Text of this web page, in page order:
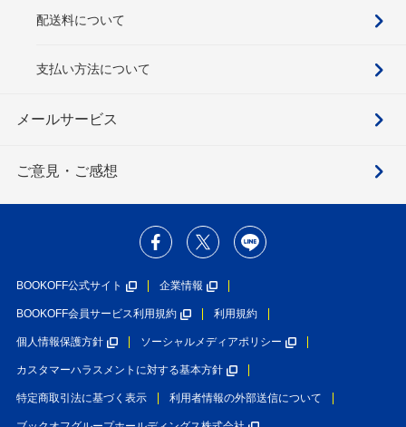
配送料について
支払い方法について
メールサービス
ご意見・ご感想
BOOKOFF公式サイト 企業情報
BOOKOFF会員サービス利用規約 利用規約
個人情報保護方針 ソーシャルメディアポリシー
カスタマーハラスメントに対する基本方針
特定商取引法に基づく表示 利用者情報の外部送信について